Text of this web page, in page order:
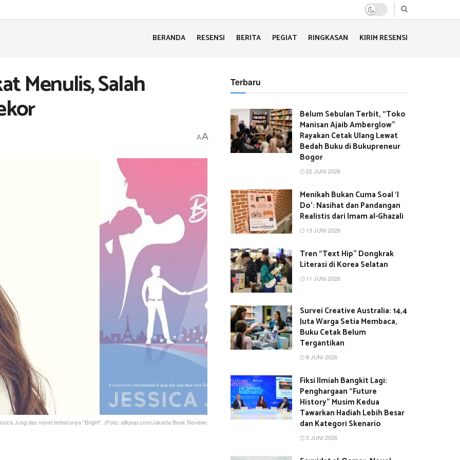
BERANDA RESENSI BERITA PEGIAT RINGKASAN KIRIM RESENSI
Menulis, Salah
AA
Jung dan novel terbarunya "Bright". (Foto: allkpop.com/Jakarta Book Review)
Terbaru
Belum Sebulan Terbit, “Toko
Manisan Ajaib Amberglow”
Rayakan Cetak Ulang Lewat
Bedah Buku di Bukupreneur
Bogor
22 JUNI 2026
Menikah Bukan Cuma Soal ‘I
Do’: Nasihat dan Pandangan
Realistis dari Imam al-Ghazali
13 JUNI 2026
Tren “Text Hip” Dongkrak
Literasi di Korea Selatan
11 JUNI 2026
Survei Creative Australia: 14,4
Juta Warga Setia Membaca,
Buku Cetak Belum
Tergantikan
8 JUNI 2026
Fiksi Ilmiah Bangkit Lagi:
Penghargaan “Future
History” Musim Kedua
Tawarkan Hadiah Lebih Besar
dan Kategori Skenario
5 JUNI 2026